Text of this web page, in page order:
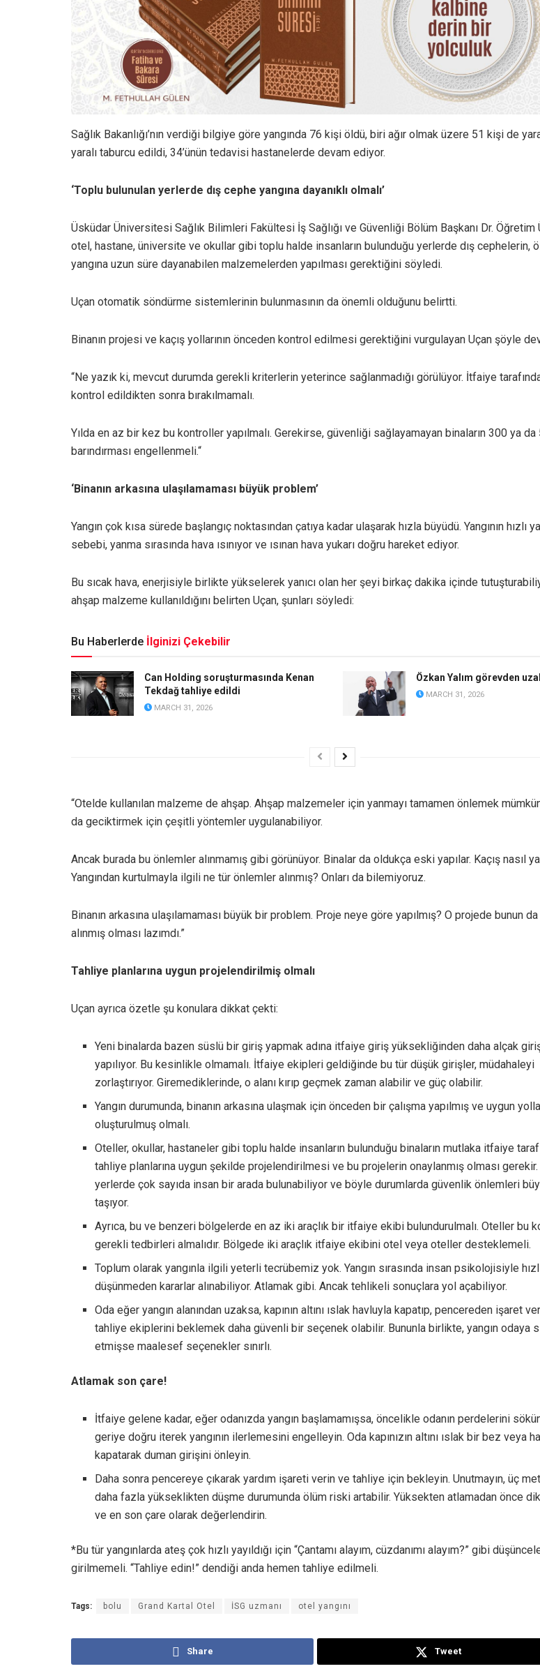
Sağlık Bakanlığı’nın verdiği bilgiye göre yangında 76 kişi öldü, biri ağır olmak üzere 51 kişi de
yaralı taburcu edildi, 34’ünün tedavisi hastanelerde devam ediyor.
‘Toplu bulunulan yerlerde dış cephe yangına dayanıklı olmalı’
Üsküdar Üniversitesi Sağlık Bilimleri Fakültesi İş Sağlığı ve Güvenliği Bölüm Başkanı Dr. Öğretim
otel, hastane, üniversite ve okullar gibi toplu halde insanların bulunduğu yerlerde dış cephelerin,
yangına uzun süre dayanabilen malzemelerden yapılması gerektiğini söyledi.
Uçan otomatik söndürme sistemlerinin bulunmasının da önemli olduğunu belirtti.
Binanın projesi ve kaçış yollarının önceden kontrol edilmesi gerektiğini vurgulayan Uçan şöyle
“Ne yazık ki, mevcut durumda gerekli kriterlerin yeterince sağlanmadığı görülüyor. İtfaiye
kontrol edildikten sonra bırakılmamalı.
Yılda en az bir kez bu kontroller yapılmalı. Gerekirse, güvenliği sağlayamayan binaların 300 ya
barındırması engellenmeli.“
‘Binanın arkasına ulaşılamaması büyük problem’
Yangın çok kısa sürede başlangıç noktasından çatıya kadar ulaşarak hızla büyüdü. Yangının hızlı
sebebi, yanma sırasında hava ısınıyor ve ısınan hava yukarı doğru hareket ediyor.
Bu sıcak hava, enerjisiyle birlikte yükselerek yanıcı olan her şeyi birkaç dakika içinde
ahşap malzeme kullanıldığını belirten Uçan, şunları söyledi:
Bu Haberlerde İlginizi Çekebilir
Can Holding soruşturmasında Kenan
Tekdağ tahliye edildi
MARCH 31, 2026
Özkan Yalım görevden
MARCH 31, 2026
“Otelde kullanılan malzeme de ahşap. Ahşap malzemeler için yanmayı tamamen önlemek
da geciktirmek için çeşitli yöntemler uygulanabiliyor.
Ancak burada bu önlemler alınmamış gibi görünüyor. Binalar da oldukça eski yapılar. Kaçış nasıl
Yangından kurtulmayla ilgili ne tür önlemler alınmış? Onları da bilemiyoruz.
Binanın arkasına ulaşılamaması büyük bir problem. Proje neye göre yapılmış? O projede bunun
alınmış olması lazımdı.”
Tahliye planlarına uygun projelendirilmiş olmalı
Uçan ayrıca özetle şu konulara dikkat çekti:
Yeni binalarda bazen süslü bir giriş yapmak adına itfaiye giriş yüksekliğinden daha alçak
yapılıyor. Bu kesinlikle olmamalı. İtfaiye ekipleri geldiğinde bu tür düşük girişler, müdahaleyi
zorlaştırıyor. Giremediklerinde, o alanı kırıp geçmek zaman alabilir ve güç olabilir.
Yangın durumunda, binanın arkasına ulaşmak için önceden bir çalışma yapılmış ve uygun
oluşturulmuş olmalı.
Oteller, okullar, hastaneler gibi toplu halde insanların bulunduğu binaların mutlaka itfaiye
tahliye planlarına uygun şekilde projelendirilmesi ve bu projelerin onaylanmış olması gerekir.
yerlerde çok sayıda insan bir arada bulunabiliyor ve böyle durumlarda güvenlik önlemleri
taşıyor.
Ayrıca, bu ve benzeri bölgelerde en az iki araçlık bir itfaiye ekibi bulundurulmalı. Oteller bu
gerekli tedbirleri almalıdır. Bölgede iki araçlık itfaiye ekibini otel veya oteller desteklemeli.
Toplum olarak yangınla ilgili yeterli tecrübemiz yok. Yangın sırasında insan psikolojisiyle
düşünmeden kararlar alınabiliyor. Atlamak gibi. Ancak tehlikeli sonuçlara yol açabiliyor.
Oda eğer yangın alanından uzaksa, kapının altını ıslak havluyla kapatıp, pencereden işaret
tahliye ekiplerini beklemek daha güvenli bir seçenek olabilir. Bununla birlikte, yangın odaya
etmişse maalesef seçenekler sınırlı.
Atlamak son çare!
İtfaiye gelene kadar, eğer odanızda yangın başlamamışsa, öncelikle odanın perdelerini
geriye doğru iterek yangının ilerlemesini engelleyin. Oda kapınızın altını ıslak bir bez veya
kapatarak duman girişini önleyin.
Daha sonra pencereye çıkarak yardım işareti verin ve tahliye için bekleyin. Unutmayın, üç
daha fazla yükseklikten düşme durumunda ölüm riski artabilir. Yüksekten atlamadan önce
ve en son çare olarak değerlendirin.
*Bu tür yangınlarda ateş çok hızlı yayıldığı için “Çantamı alayım, cüzdanımı alayım?” gibi
girilmemeli. “Tahliye edin!” dendiği anda hemen tahliye edilmeli.
Tags: bolu Grand Kartal Otel İSG uzmanı otel yangını
Share Tweet